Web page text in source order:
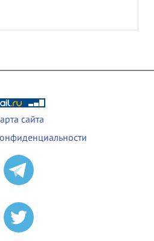
сайта